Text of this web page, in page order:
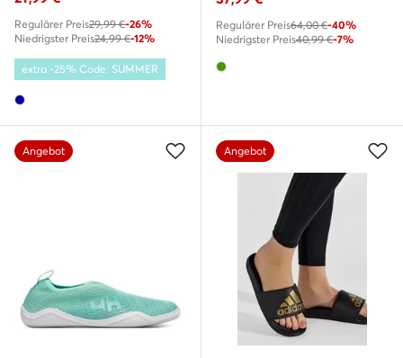
Regulärer Preis29,99 €-26%
Niedrigster Preis24,99 €-12%
extra -25% Code: SUMMER
Regulärer Preis64,00 €-40%
Niedrigster Preis40,99 €-7%
Angebot Angebot